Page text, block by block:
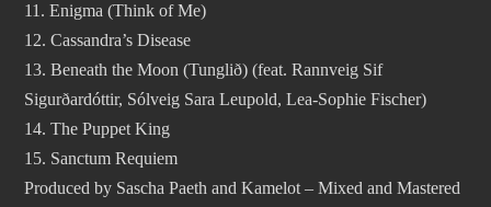
11. Enigma (Think of Me)
12. Cassandra’s Disease
13. Beneath the Moon (Tunglið) (feat. Rannveig Sif
Sigurðardóttir, Sólveig Sara Leupold, Lea-Sophie Fischer)
14. ⁠The Puppet King
15. ⁠Sanctum Requiem
Produced by Sascha Paeth and Kamelot – Mixed and Mastered